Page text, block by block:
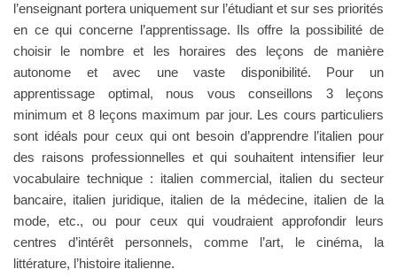
l’enseignant portera uniquement sur l’étudiant et sur ses priorités
en ce qui concerne l’apprentissage. Ils offre la possibilité de
choisir le nombre et les horaires des leçons de manière
autonome et avec une vaste disponibilité. Pour un
apprentissage optimal, nous vous conseillons 3 leçons
minimum et 8 leçons maximum par jour. Les cours particuliers
sont idéals pour ceux qui ont besoin d’apprendre l’italien pour
des raisons professionnelles et qui souhaitent intensifier leur
vocabulaire technique : italien commercial, italien du secteur
bancaire, italien juridique, italien de la médecine, italien de la
mode, etc., ou pour ceux qui voudraient approfondir leurs
centres d’intérêt personnels, comme l’art, le cinéma, la
littérature, l’histoire italienne.